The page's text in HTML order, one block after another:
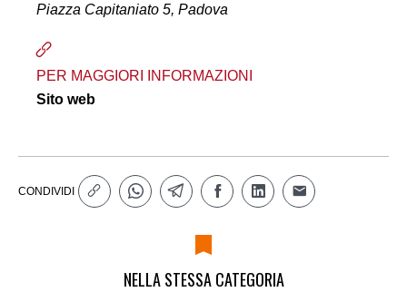
Piazza Capitaniato 5, Padova
PER MAGGIORI INFORMAZIONI
Sito web
CONDIVIDI
NELLA STESSA CATEGORIA